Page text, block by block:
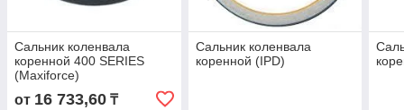
Сальник коленвала
коренной 400 SERIES
(Maxiforce)
от 16 733,60 ₸
Сальник коленвала
коренной (IPD)